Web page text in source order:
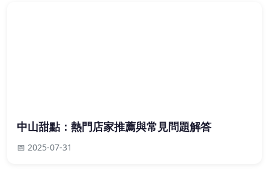
中山甜點：熱門店家推薦與常見問題解答
📅 2025-07-31